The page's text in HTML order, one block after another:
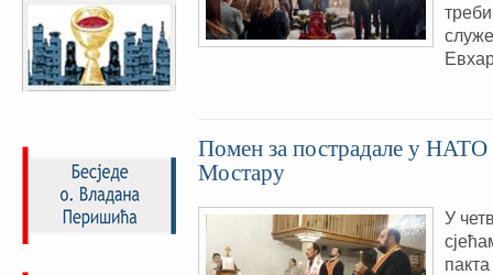
Помен за пострадале у НАТО
Мостару
У